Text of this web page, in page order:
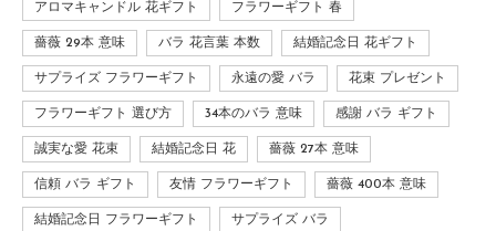
アロマキャンドル 花ギフト フラワーギフト 春
薔薇 29本 意味 バラ 花言葉 本数 結婚記念日 花ギフト
サプライズ フラワーギフト 永遠の愛 バラ 花束 プレゼント
フラワーギフト 選び方 34本のバラ 意味 感謝 バラ ギフト
誠実な愛 花束 結婚記念日 花 薔薇 27本 意味
信頼 バラ ギフト 友情 フラワーギフト 薔薇 400本 意味
結婚記念日 フラワーギフト サプライズ バラ